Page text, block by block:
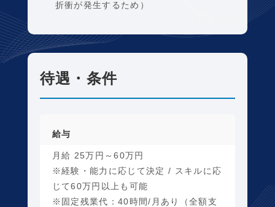
折衝が発生するため）
待遇・条件
給与
月給 25万円～60万円
※経験・能力に応じて決定 / スキルに応
じて60万円以上も可能
※固定残業代：40時間/月あり（全額支